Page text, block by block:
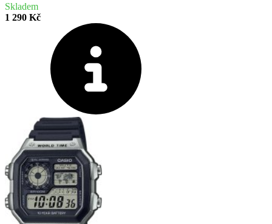
Skladem
1 290 Kč